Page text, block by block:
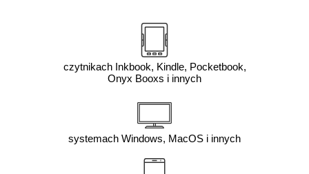
czytnikach Inkbook, Kindle, Pocketbook,
Onyx Booxs i innych
systemach Windows, MacOS i innych